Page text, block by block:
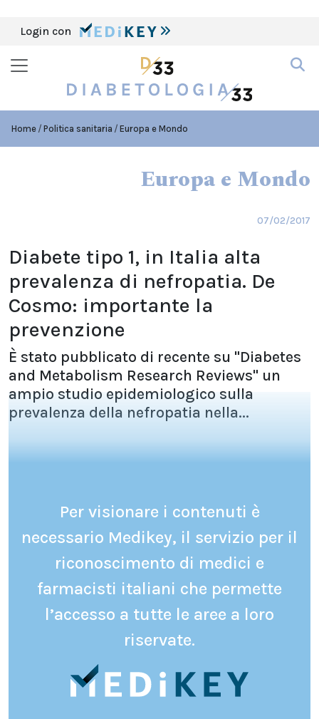
Login con
Home Politica sanitaria Europa e Mondo
Europa e Mondo
07/02/2017
Diabete tipo 1, in Italia alta
prevalenza di nefropatia. De
Cosmo: importante la
prevenzione
È stato pubblicato di recente su "Diabetes
and Metabolism Research Reviews" un
ampio studio epidemiologico sulla
prevalenza della nefropatia nella...
Per visionare i contenuti è
necessario Medikey, il servizio per il
riconoscimento di medici e
farmacisti italiani che permette
l’accesso a tutte le aree a loro
riservate.